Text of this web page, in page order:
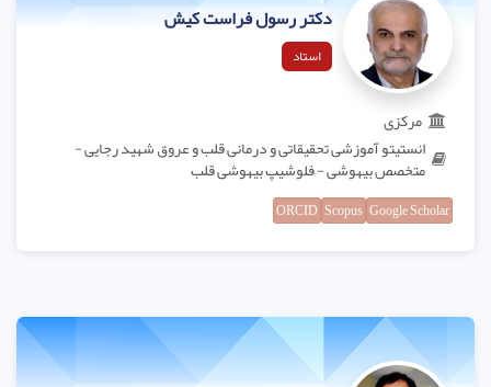
دکتر رسول فراست کیش
استاد
مرکزی
انستیتو آموزشی تحقیقاتی و درمانی قلب و عروق شهید رجایی -
متخصص بیهوشی - فلوشیپ بیهوشی قلب
Google Scholar
Scopus
ORCID